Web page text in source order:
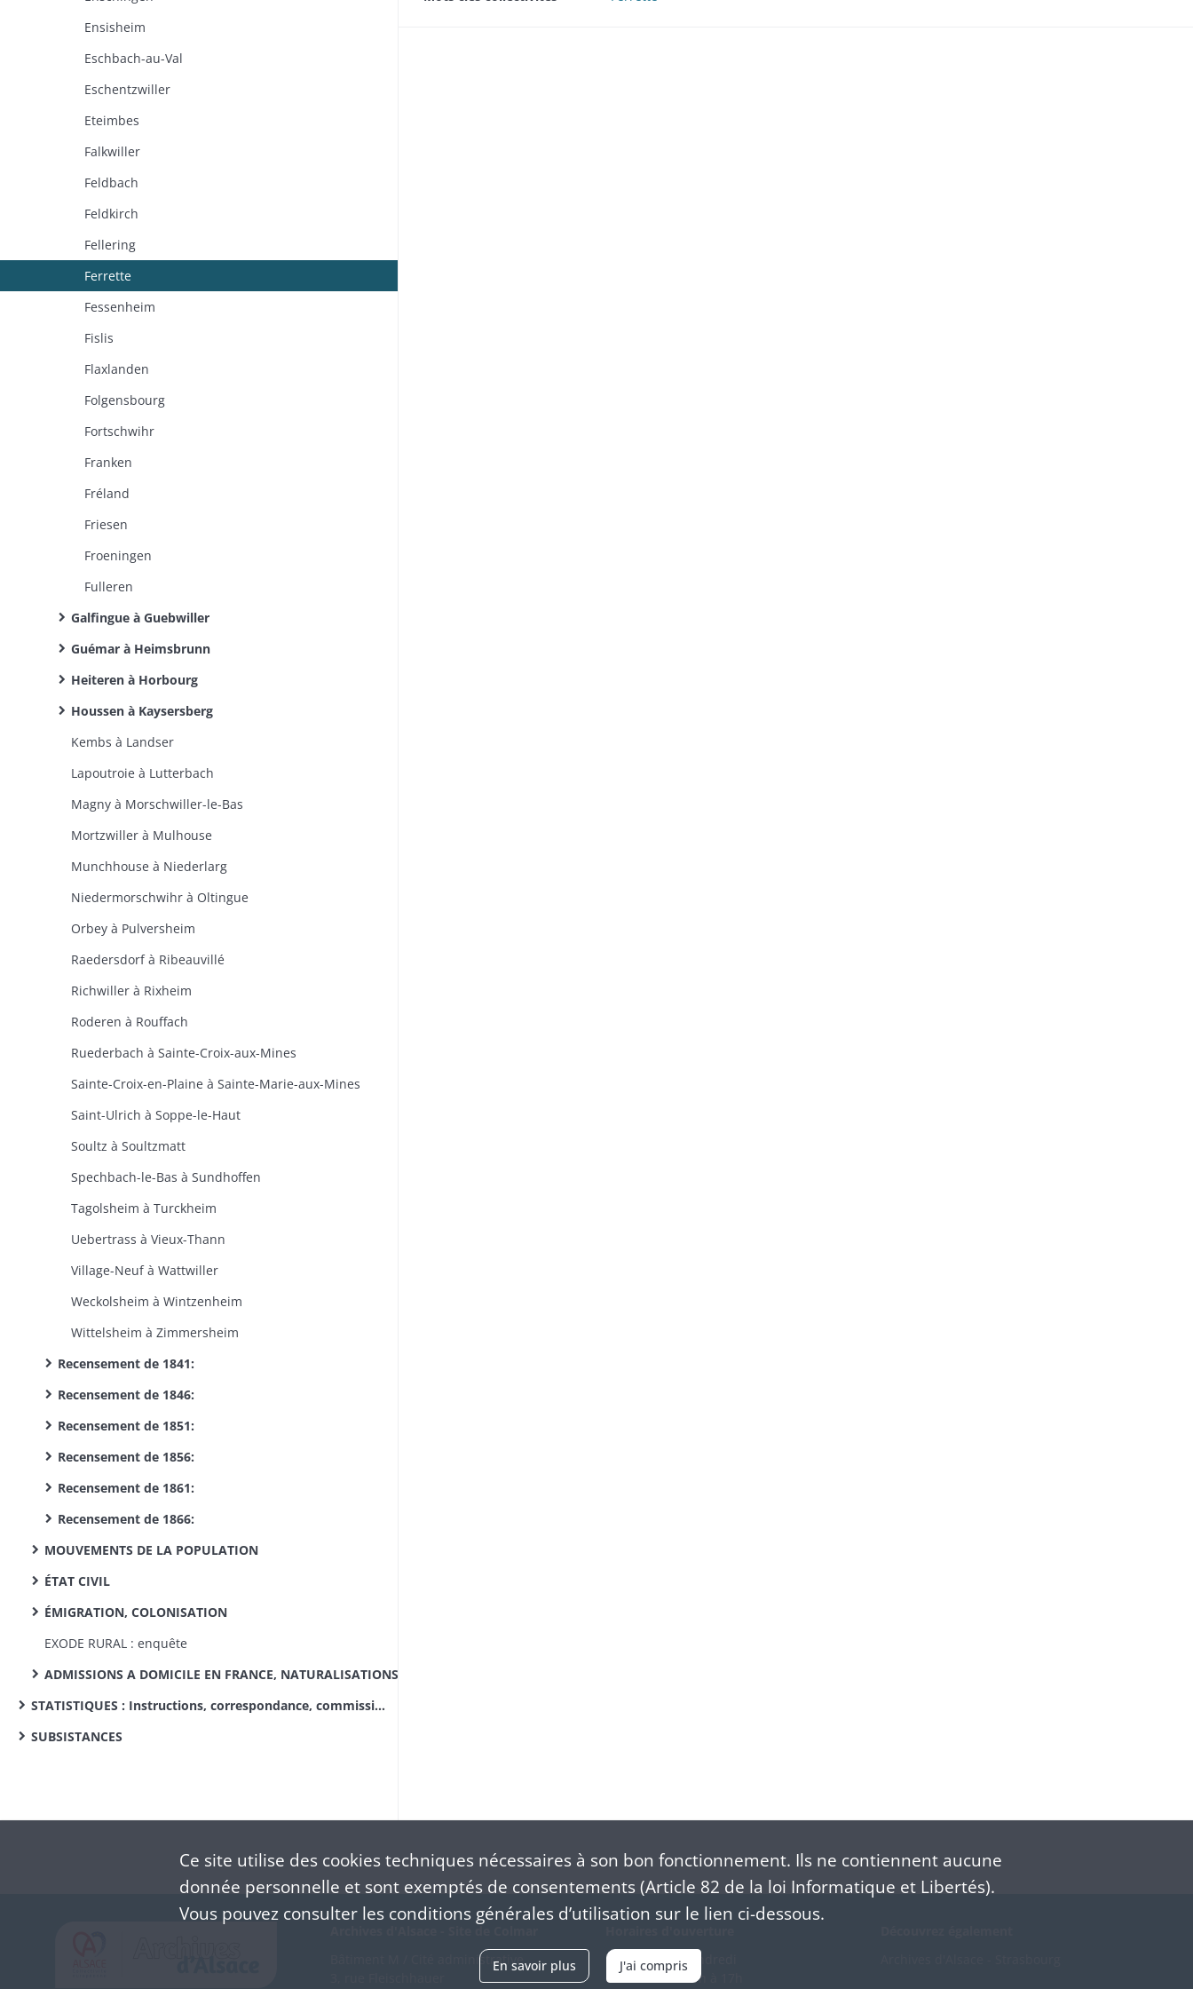
Ensisheim
Eschbach-au-Val
Eschentzwiller
Eteimbes
Falkwiller
Feldbach
Feldkirch
Fellering
Ferrette
Fessenheim
Fislis
Flaxlanden
Folgensbourg
Fortschwihr
Franken
Fréland
Friesen
Froeningen
Fulleren
Galfingue à Guebwiller
Guémar à Heimsbrunn
Heiteren à Horbourg
Houssen à Kaysersberg
Kembs à Landser
Lapoutroie à Lutterbach
Magny à Morschwiller-le-Bas
Mortzwiller à Mulhouse
Munchhouse à Niederlarg
Niedermorschwihr à Oltingue
Orbey à Pulversheim
Raedersdorf à Ribeauvillé
Richwiller à Rixheim
Roderen à Rouffach
Ruederbach à Sainte-Croix-aux-Mines
Sainte-Croix-en-Plaine à Sainte-Marie-aux-Mines
Saint-Ulrich à Soppe-le-Haut
Soultz à Soultzmatt
Spechbach-le-Bas à Sundhoffen
Tagolsheim à Turckheim
Uebertrass à Vieux-Thann
Village-Neuf à Wattwiller
Weckolsheim à Wintzenheim
Wittelsheim à Zimmersheim
Recensement de 1841:
Recensement de 1846:
Recensement de 1851:
Recensement de 1856:
Recensement de 1861:
Recensement de 1866:
MOUVEMENTS DE LA POPULATION
ÉTAT CIVIL
ÉMIGRATION, COLONISATION
EXODE RURAL : enquête
ADMISSIONS A DOMICILE EN FRANCE, NATURALISATIONS
STATISTIQUES : Instructions, correspondance, commissions de statistique cantonale, enquêtes sur des sujets divers
SUBSISTANCES
Bâtiment M / Cité administrative
Du mardi au vendredi
en continu de 9h à 17h
Ce site utilise des cookiestechniques nécessaires à son bon fonctionnement. Ils ne contiennent aucune
donnée personnelle et sont exemptés de consentements (Article 82 de la loi Informatique et Libertés).
Vous pouvez consulter les conditions générales d’utilisation sur le lien ci-dessous.
En savoir plus J'ai compris